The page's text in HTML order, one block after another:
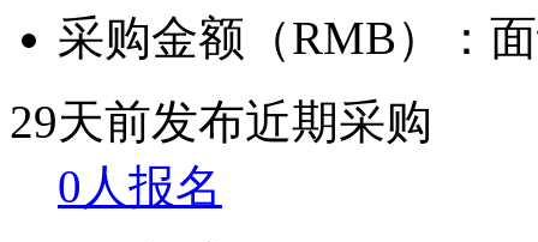
采购金额（RMB）：
29天前发布近期采购
0人报名